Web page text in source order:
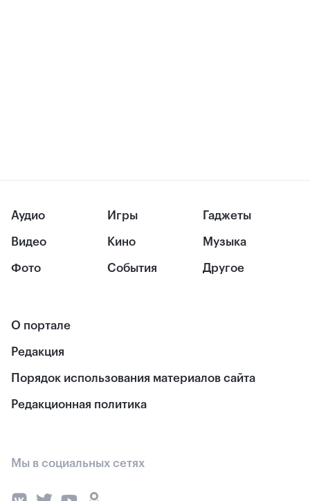
Аудио
Видео
Фото
Игры
Кино
События
Гаджеты
Музыка
Другое
О портале
Редакция
Порядок использования материалов сайта
Редакционная политика
Мы в социальных сетях